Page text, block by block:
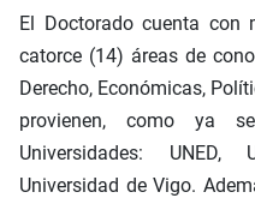
El Doctorado cuenta con
catorce (14) áreas de
Derecho, Económicas,
provienen, como ya
Universidades: UNED,
Universidad de Vigo.